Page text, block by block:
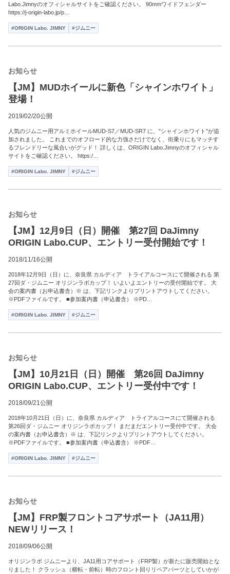
Labo.Jimnyのオフィシャルサイトをご確認ください。 90mmワイドフェンダー
https://j-origin-labo.jp/p…
#ORIGIN Labo. JIMNY #ジムニー
お知らせ
【JM】MUDホイールに新色「シャインホワイト」
登場！
2019/02/20公開
人気のジムニー用アルミホイールMUD-S7／MUD-SR7 に、"シャインホワイト"が追
加されました。 これまでのオフロード的な力強さだけでなく、街乗りにもマッチす
るフレンドリーな風合いがグッド！ 詳しくは、ORIGIN Labo.Jimnyのオフィシャル
サイトをご確認ください。 https:/…
#ORIGIN Labo. JIMNY #ジムニー
お知らせ
【JM】12月9日（日）開催 第27回 DaJimny
ORIGIN Labo.CUP、エントリー受付開始です！
2018/11/16公開
2018年12月9日（日）に、奈良県 カルディア トライアルコースにて開催される 第
27回ダ・ジムニー オリジンラボカップ！ いよいよエントリーの受付開始です。 大
会の案内書（お申込書含）※ は、下記リンクよりプリントアウトしてください。
※PDFファイルです。 ■参加案内書（申込書含） ※PD…
#ORIGIN Labo. JIMNY #ジムニー
お知らせ
【JM】10月21日（日）開催 第26回 DaJimny
ORIGIN Labo.CUP、エントリー受付中です！
2018/09/21公開
2018年10月21日（日）に、奈良県 カルディア トライアルコースにて開催される
第26回ダ・ジムニー オリジンラボカップ！ まだまだエントリー受付中です。 大会
の案内書（お申込書含）※ は、下記リンクよりプリントアウトしてください。
※PDFファイルです。 ■参加案内書（申込書含） ※PDF…
#ORIGIN Labo. JIMNY #ジムニー
お知らせ
【JM】FRP製フロントコアサポート（JA11用）
NEWリリース！
2018/09/06公開
オリジンラボ ジムニーより、JA11用コアサポート（FRP製）が新たに販売開始とな
りました！ クラッシュ（横転・前転）時のフロント回りリペアパーツとしていかが